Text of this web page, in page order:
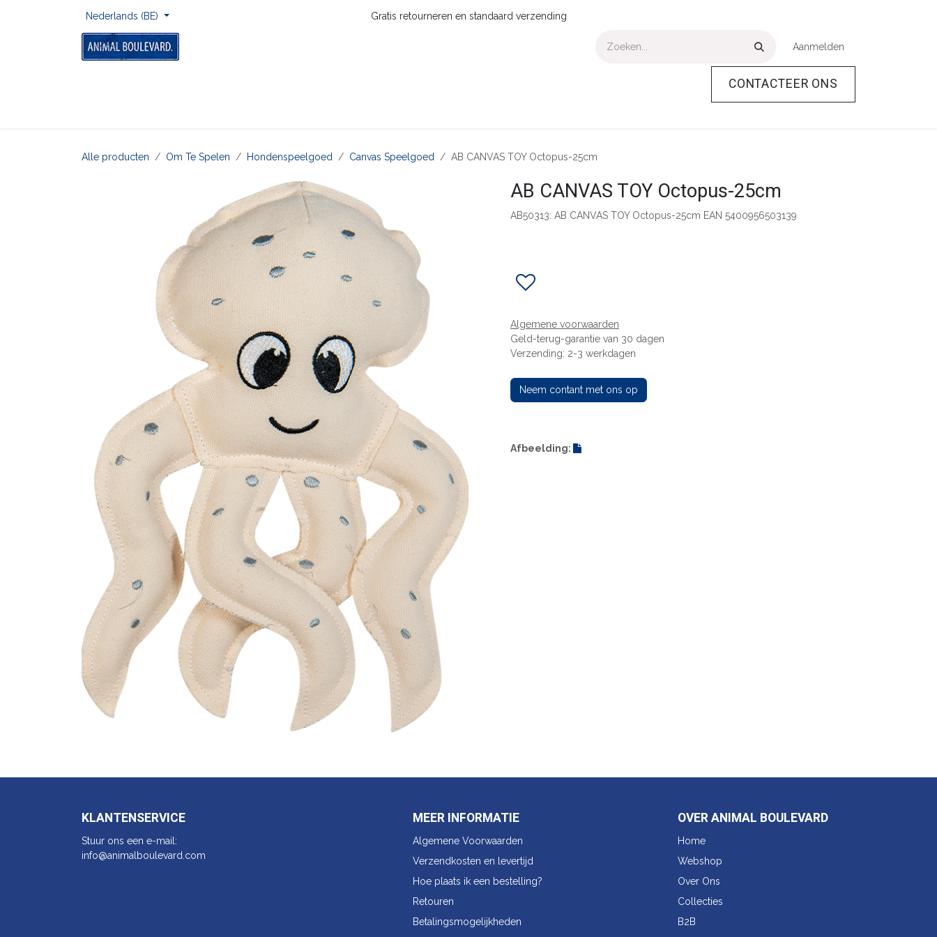
Nederlands (BE)
Gratis retourneren en standaard verzending
Aanmelden
CONTACTEER ONS
Alle producten ​Om Te Spelen ​Hondenspeelgoed Canvas Speelgoed AB CANVAS TOY Octopus-25cm
AB CANVAS TOY Octopus-25cm
AB50313: AB CANVAS TOY Octopus-25cm EAN 5400956503139
Algemene voorwaarden
Geld-terug-garantie van 30 dagen
Verzending: 2-3 werkdagen
Neem contant met ons op
Afbeelding:
KLANTENSERVICE
Stuur ons een e-mail:
info@animalbo​ulevard.com
MEER INFORMATIE
Algemene Voorwaarden
Verzendkosten en levertijd
Hoe plaats ik een bestelling?
Retouren
Betalingsmogelijkheden
OVER ANIMAL BOULEVARD
Home
Webshop
Over Ons
Collecties
B2B